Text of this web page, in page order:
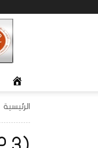
الرئيسية